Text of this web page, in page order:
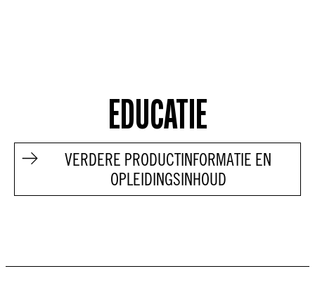
EDUCATIE
VERDERE PRODUCTINFORMATIE EN
OPLEIDINGSINHOUD